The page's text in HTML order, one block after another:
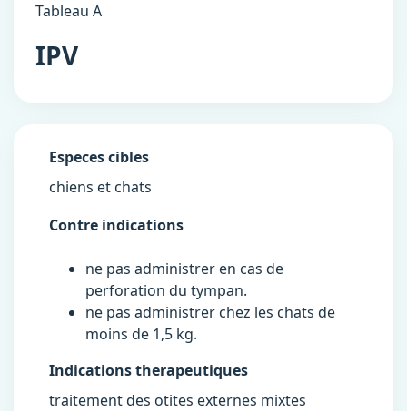
Tableau A
IPV
Especes cibles
chiens et chats
Contre indications
ne pas administrer en cas de
perforation du tympan.
ne pas administrer chez les chats de
moins de 1,5 kg.
Indications therapeutiques
traitement des otites externes mixtes